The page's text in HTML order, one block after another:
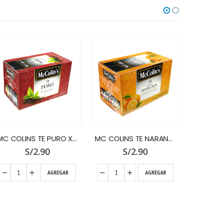
MC COLINS TE PURO X 25 SOBRES
S/2.90
AGREGAR
MC COLINS TE NARANJA X 25 SOBRES
S/2.90
AGREGAR